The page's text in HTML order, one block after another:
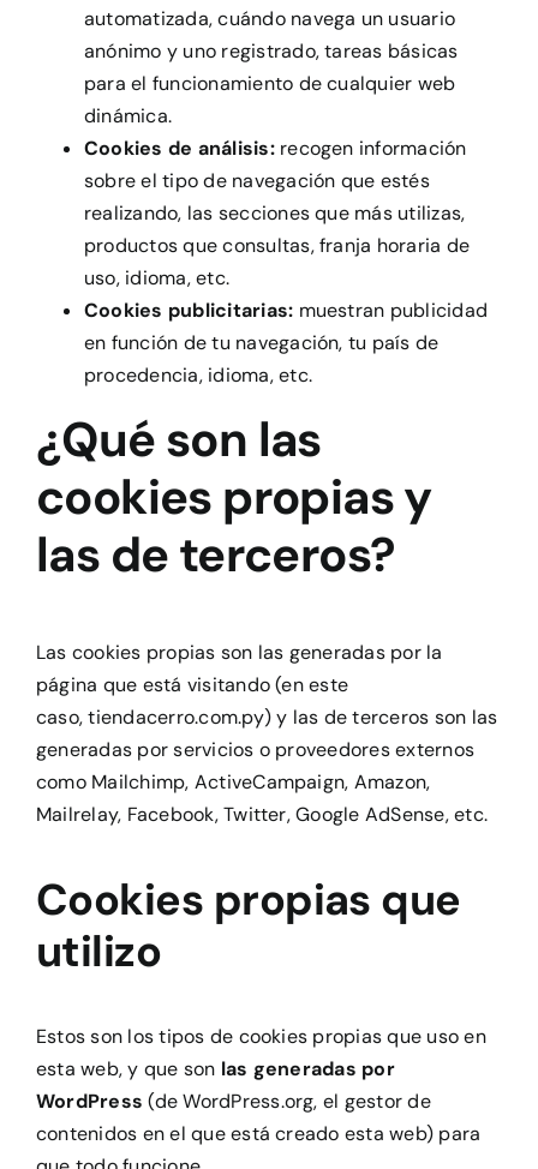
automatizada, cuándo navega un usuario
anónimo y uno registrado, tareas básicas
para el funcionamiento de cualquier web
dinámica.
Cookies de análisis:recogen información
sobre el tipo de navegación que estés
realizando, las secciones que más utilizas,
productos que consultas, franja horaria de
uso, idioma, etc.
Cookies publicitarias: muestran publicidad
en función de tu navegación, tu país de
procedencia, idioma, etc.
¿Qué son las
cookies propias y
las de terceros?
Las cookies propias son las generadas por la
página que está visitando (en este
caso,tiendacerro.com.py) y las de terceros son las
generadas por servicios o proveedores externos
como Mailchimp, ActiveCampaign, Amazon,
Mailrelay, Facebook, Twitter, Google AdSense, etc.
Cookies propias que
utilizo
Estos son los tipos de cookies propias que uso en
esta web, y que son las generadas por
WordPress (de WordPress.org, el gestor de
contenidos en el que está creado esta web) para